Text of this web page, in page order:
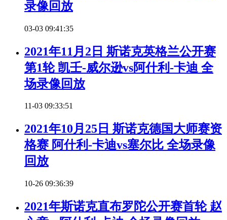
录像回放
03-03 09:41:35
2021年11月2日 斯诺克英格兰公开赛
第1轮 凯壬-威尔逊vs阿什利-卡迪 全
场录像回放
11-03 09:33:51
2021年10月25日 斯诺克德国大师赛资
格赛 阿什利-卡迪vs塞尔比 全场录像
回放
10-26 09:36:39
2021年斯诺克直布罗陀公开赛首轮 赵